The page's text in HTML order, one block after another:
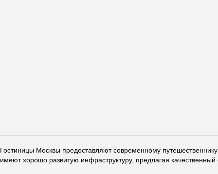
Гостиницы Москвы предоставляют современному
имеют хорошо развитую инфраструктуру, предлагая